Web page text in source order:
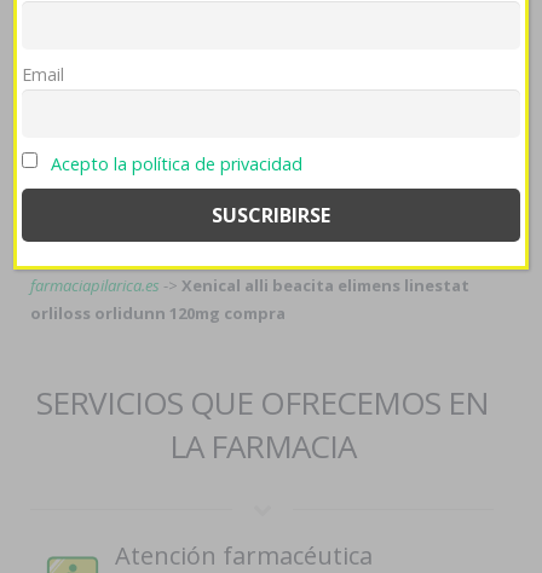
generika-hennig->https://www.themanusclub.org/articles/how-to-
https://www.centra.ch/centrapillen-generika-lyrica-kaufen-günstig/
axiago emanera nexium zolrida comprar paypal españa
farmaciapilarica.es -> Xenical alli beacita elimens linestat
orliloss orlidunn 120mg compra
SERVICIOS QUE OFRECEMOS EN
LA FARMACIA
Atención farmacéutica
Email
Acepto la política de privacidad